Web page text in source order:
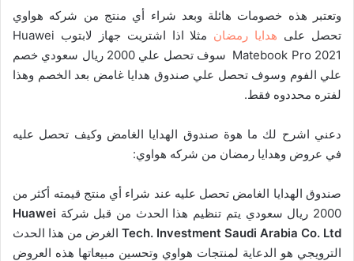
وتعتبر هذه خصومات هائلة وبعد شراء أي منتج من شركه هواوي
تحصل على هدايا رمضان
مثلا اذا اشتريت جهاز لابتوب Huawei
Matebook Pro 2021 سوف تحصل علي 2000 ريال سعودي خصم
علي الفوم وسوف تحصل علي صندوق هدايا غامض بعد الخصم وهذا
لفتره محددوه فقط.
دعني اشرح لك ما هوة صندوق الهدايا الغامض وكيف تحصل عليه
في عروض وهدايا رمضان من شركه هواوي:
صندوق الهدايا الغامض تحصل عليه عند شراء أي منتج قيمته أكثر من
2000 ريال سعودي يتم تنظيم هذا الحدث من قبل شركة
Huawei
Tech. Investment Saudi Arabia Co. Ltd الغرض من هذا الحدث
الترويجي هو الدعاية لمنتجات هواوي وتحسين مبيعاتها هذه العروض